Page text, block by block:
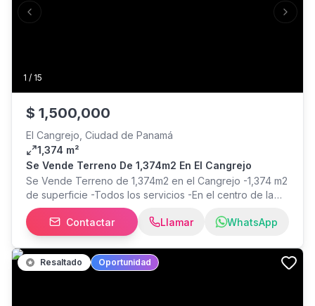
1 / 15
Previous slide Next
$ 1,500,000
El Cangrejo, Ciudad de Panamá
1,374 m²
Se Vende Terreno De 1,374m2 En El Cangrejo
Se Vende Terreno de 1,374m2 en el Cangrejo -1,374 m2
de superficie -Todos los servicios -En el centro de la
ciuda
Contactar
Llamar WhatsApp
Resaltado Oportunidad